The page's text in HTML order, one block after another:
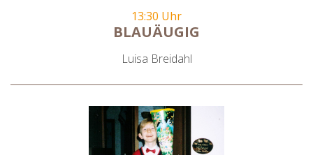
13:30 Uhr
BLAUÄUGIG
Luisa Breidahl